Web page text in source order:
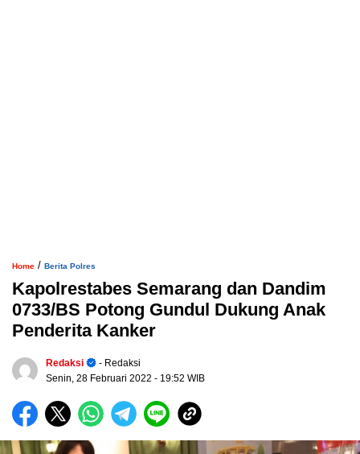
Home / Berita Polres
Kapolrestabes Semarang dan Dandim
0733/BS Potong Gundul Dukung Anak
Penderita Kanker
Redaksi
- Redaksi
Senin, 28 Februari 2022 - 19:52 WIB